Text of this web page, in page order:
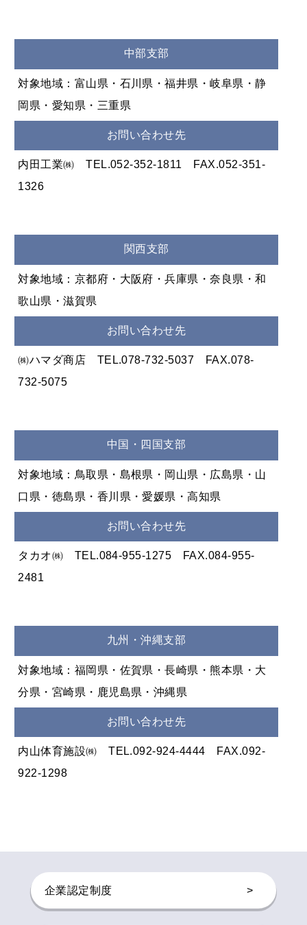
中部支部
対象地域：富山県・石川県・福井県・岐阜県・静
岡県・愛知県・三重県
お問い合わせ先
内田工業㈱ TEL.052-352-1811 FAX.052-351-
1326
関西支部
対象地域：京都府・大阪府・兵庫県・奈良県・和
歌山県・滋賀県
お問い合わせ先
㈱ハマダ商店 TEL.078-732-5037 FAX.078-
732-5075
中国・四国支部
対象地域：鳥取県・島根県・岡山県・広島県・山
口県・徳島県・香川県・愛媛県・高知県
お問い合わせ先
タカオ㈱ TEL.084-955-1275 FAX.084-955-
2481
九州・沖縄支部
対象地域：福岡県・佐賀県・長崎県・熊本県・大
分県・宮崎県・鹿児島県・沖縄県
お問い合わせ先
内山体育施設㈱ TEL.092-924-4444 FAX.092-
922-1298
企業認定制度 >